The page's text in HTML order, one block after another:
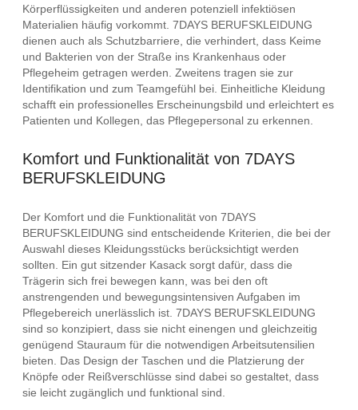
Körperflüssigkeiten und anderen potenziell infektiösen
Materialien häufig vorkommt. 7DAYS BERUFSKLEIDUNG
dienen auch als Schutzbarriere, die verhindert, dass Keime
und Bakterien von der Straße ins Krankenhaus oder
Pflegeheim getragen werden. Zweitens tragen sie zur
Identifikation und zum Teamgefühl bei. Einheitliche Kleidung
schafft ein professionelles Erscheinungsbild und erleichtert es
Patienten und Kollegen, das Pflegepersonal zu erkennen.
Komfort und Funktionalität von 7DAYS
BERUFSKLEIDUNG
Der Komfort und die Funktionalität von 7DAYS
BERUFSKLEIDUNG sind entscheidende Kriterien, die bei der
Auswahl dieses Kleidungsstücks berücksichtigt werden
sollten. Ein gut sitzender Kasack sorgt dafür, dass die
Trägerin sich frei bewegen kann, was bei den oft
anstrengenden und bewegungsintensiven Aufgaben im
Pflegebereich unerlässlich ist. 7DAYS BERUFSKLEIDUNG
sind so konzipiert, dass sie nicht einengen und gleichzeitig
genügend Stauraum für die notwendigen Arbeitsutensilien
bieten. Das Design der Taschen und die Platzierung der
Knöpfe oder Reißverschlüsse sind dabei so gestaltet, dass
sie leicht zugänglich und funktional sind.